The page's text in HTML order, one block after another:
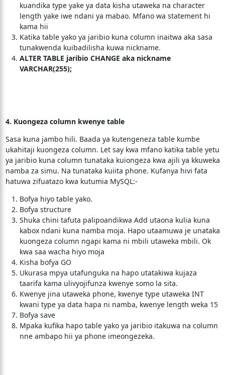
kuandika type yake ya data kisha utaweka na character
length yake iwe ndani ya mabao. Mfano wa statement hi
kama hii
Katika table yako ya jaribio kuna column inaitwa aka sasa
tunakwenda kuibadilisha kuwa nickname.
ALTER TABLE jaribio CHANGE aka nickname
VARCHAR(255);
4. Kuongeza column kwenye table
Sasa kuna jambo hili. Baada ya kutengeneza table kumbe
ukahitaji kuongeza column. Let say kwa mfano katika table yetu
ya jaribio kuna column tunataka kuiongeza kwa ajili ya kkuweka
namba za simu. Na tunataka kuiita phone. Kufanya hivi fata
hatuwa zifuatazo kwa kutumia MySQL:-
Bofya hiyo table yako.
Bofya structure
Shuka chini tafuta palipoandikwa Add utaona kulia kuna
kabox ndani kuna namba moja. Hapo utaamuwa je unataka
kuongeza column ngapi kama ni mbili utaweka mbili. Ok
kwa saa wacha hiyo moja
Kisha bofya GO
Ukurasa mpya utafunguka na hapo utatakiwa kujaza
taarifa kama ulivyojifunza kwenye somo la sita.
Kwenye jina utaweka phone, kwenye type utaweka INT
kwani type ya data hapa ni namba, kwenye length weka 15
Bofya save
Mpaka kufika hapo table yako ya jaribio itakuwa na column
nne ambapo hii ya phone imeongezeka.